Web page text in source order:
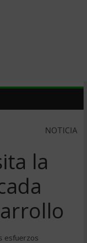
NOTICIA
la
esfuerzos